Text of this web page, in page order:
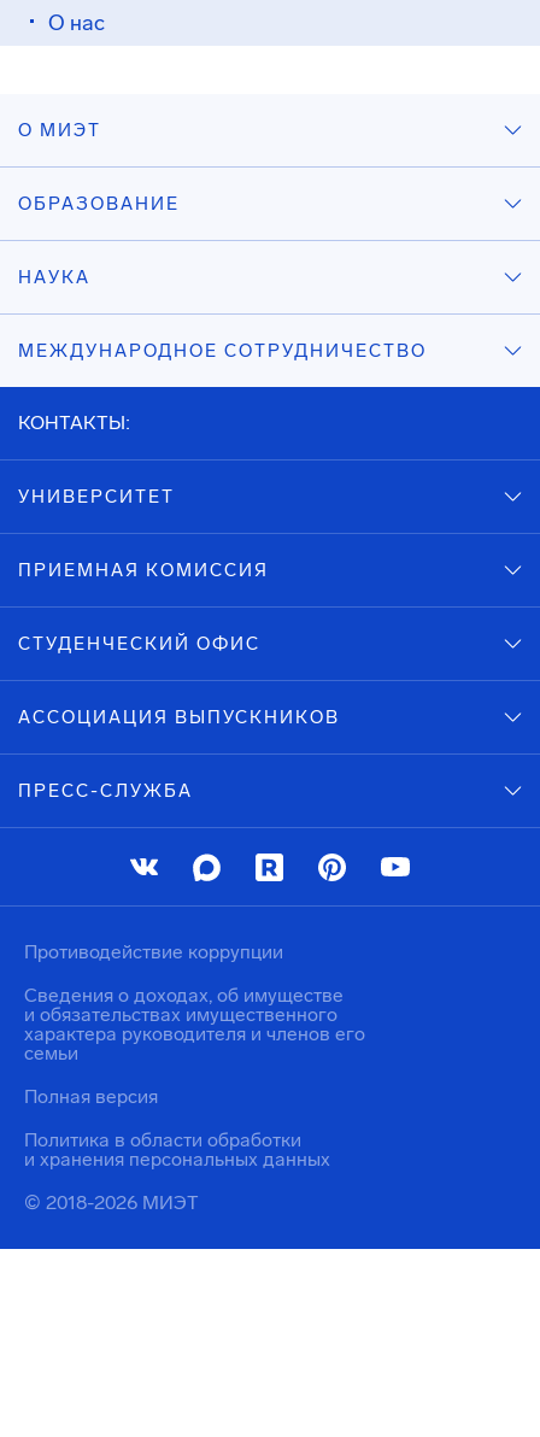
О нас
О МИЭТ
ОБРАЗОВАНИЕ
НАУКА
МЕЖДУНАРОДНОЕ СОТРУДНИЧЕСТВО
КОНТАКТЫ:
УНИВЕРСИТЕТ
ПРИЕМНАЯ КОМИССИЯ
СТУДЕНЧЕСКИЙ ОФИС
АССОЦИАЦИЯ ВЫПУСКНИКОВ
ПРЕСС-СЛУЖБА
© 2018-2026 МИЭТ
Политика в области обработки
и хранения персональных данных
Противодействие коррупции
Сведения о доходах, об имуществе
и обязательствах имущественного
характера руководителя и членов его
семьи
Полная версия